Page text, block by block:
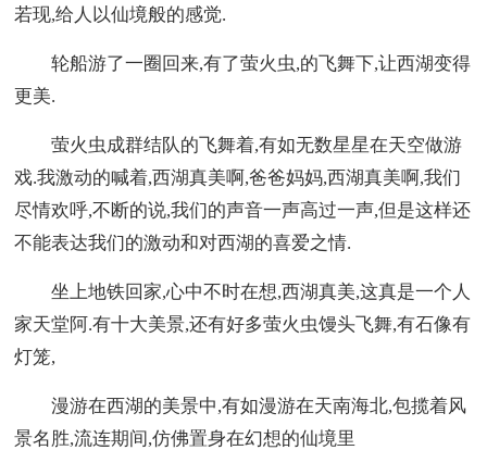
若现,给人以仙境般的感觉.
轮船游了一圈回来,有了萤火虫,的飞舞下,让西湖变得
更美.
萤火虫成群结队的飞舞着,有如无数星星在天空做游
戏.我激动的喊着,西湖真美啊,爸爸妈妈,西湖真美啊,我们
尽情欢呼,不断的说,我们的声音一声高过一声,但是这样还
不能表达我们的激动和对西湖的喜爱之情.
坐上地铁回家,心中不时在想,西湖真美,这真是一个人
家天堂阿.有十大美景,还有好多萤火虫馒头飞舞,有石像有
灯笼,
漫游在西湖的美景中,有如漫游在天南海北,包揽着风
景名胜,流连期间,仿佛置身在幻想的仙境里